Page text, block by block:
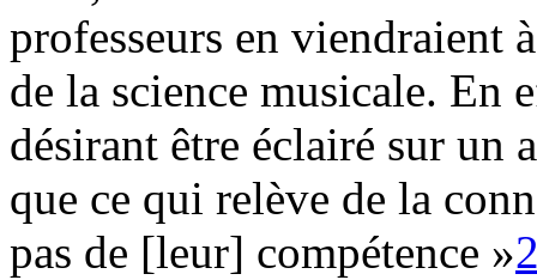
professeurs en viendraient
de la science musicale. En
désirant être éclairé sur un
que ce qui relève de la
pas de [leur] compétence »